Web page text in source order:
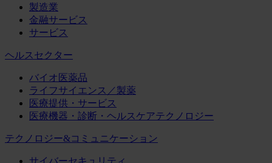
製造業
金融サービス
サービス
ヘルスセクター
バイオ医薬品
ライフサイエンス／製薬
医療提供・サービス
医療機器・診断・ヘルスケアテクノロジー
テクノロジー&コミュニケーション
サイバーセキュリティ